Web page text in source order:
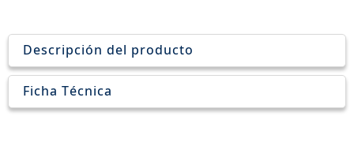
Descripción del producto
Ficha Técnica